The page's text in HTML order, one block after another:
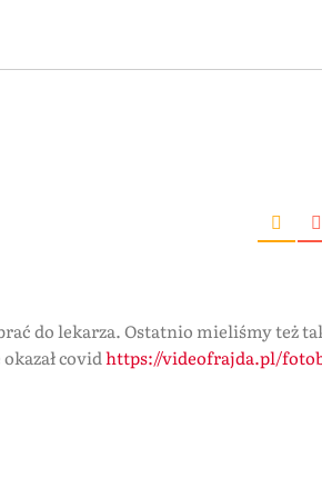
do lekarza. Ostatnio mieliśmy też
covidhttps://videofrajda.pl/